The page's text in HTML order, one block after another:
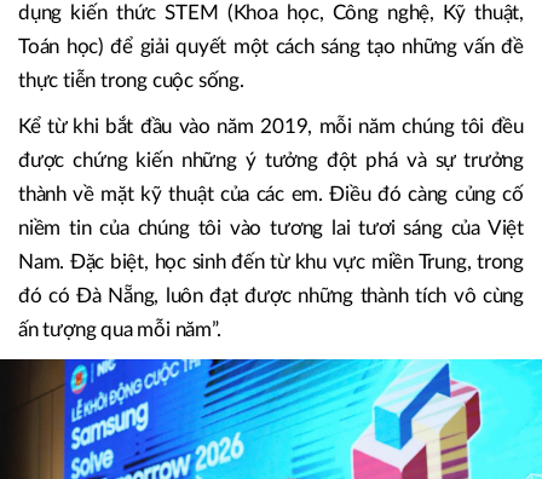
dụng kiến thức STEM (Khoa học, Công nghệ, Kỹ thuật,
Toán học) để giải quyết một cách sáng tạo những vấn đề
thực tiễn trong cuộc sống.
Kể từ khi bắt đầu vào năm 2019, mỗi năm chúng tôi đều
được chứng kiến những ý tưởng đột phá và sự trưởng
thành về mặt kỹ thuật của các em. Điều đó càng củng cố
niềm tin của chúng tôi vào tương lai tươi sáng của Việt
Nam. Đặc biệt, học sinh đến từ khu vực miền Trung, trong
đó có Đà Nẵng, luôn đạt được những thành tích vô cùng
ấn tượng qua mỗi năm”.